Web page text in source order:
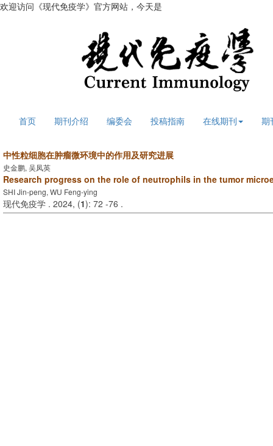
欢迎访问《现代免疫学》官方网站，今天是
首页 期刊介绍 编委会 投稿指南 在线期刊 期
中性粒细胞在肿瘤微环境中的作用及研究进展
史金鹏, 吴凤英
Research progress on the role of neutrophils in the tumor
SHI Jin-peng, WU Feng-ying
现代免疫学 . 2024, (1): 72 -76 .